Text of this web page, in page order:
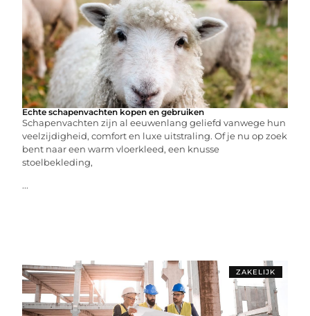
Echte schapenvachten kopen en gebruiken
Schapenvachten zijn al eeuwenlang geliefd vanwege hun
veelzijdigheid, comfort en luxe uitstraling. Of je nu op zoek
bent naar een warm vloerkleed, een knusse
stoelbekleding,
...
ZAKELIJK